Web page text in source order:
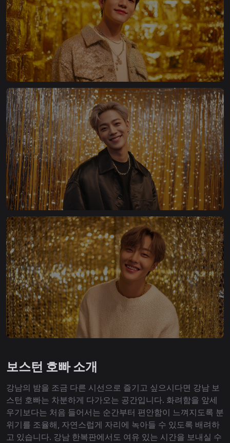
보스턴 호빠 소개
강남의 밤을 조금 다른 시선으로 즐기고 싶으시다면 강남 보
스턴 호빠는 차분하게 다가오는 공간입니다. 화려함을 앞세
우기보다는 처음 들어서는 순간부터 편안함이 느껴지도록 분
위기를 조율해, 자연스럽게 자리에 녹아들 수 있도록 배려하
고 있습니다. 강남 한복판에서도 여유 있는 시간을 보내실 수